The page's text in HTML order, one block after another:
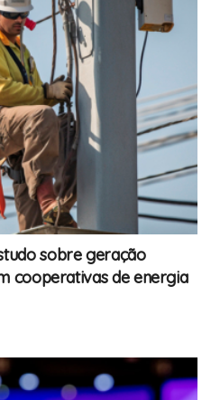
sobre geração
cooperativas de energia